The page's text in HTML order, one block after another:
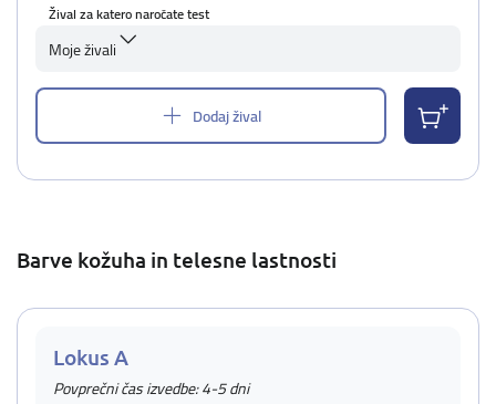
Žival za katero naročate test
Moje živali
Dodaj žival
Barve kožuha in telesne lastnosti
Lokus A
Povprečni čas izvedbe: 4-5 dni